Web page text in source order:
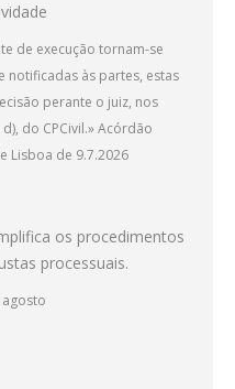
de execução tornam-se
notificadas às partes, estas
perante o juiz, nos
do CPCivil.» Acórdão
Lisboa de 9.7.2026
os procedimentos
processuais.
agosto